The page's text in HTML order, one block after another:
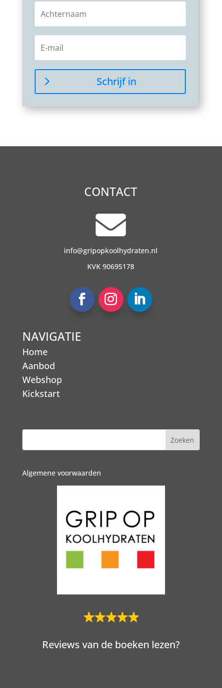
Schrijf in
CONTACT

info@gripopkoolhydraten.nl
KVK 90695178
NAVIGATIE
Home
Aanbod
Webshop
Kickstart
Algemene voorwaarden
Reviews van de boeken lezen?